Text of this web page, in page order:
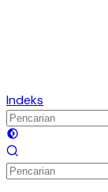
Indeks